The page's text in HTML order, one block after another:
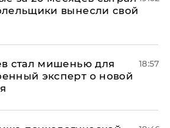
вынесли свой
стал мишенью для
эксперт о новой
18:57